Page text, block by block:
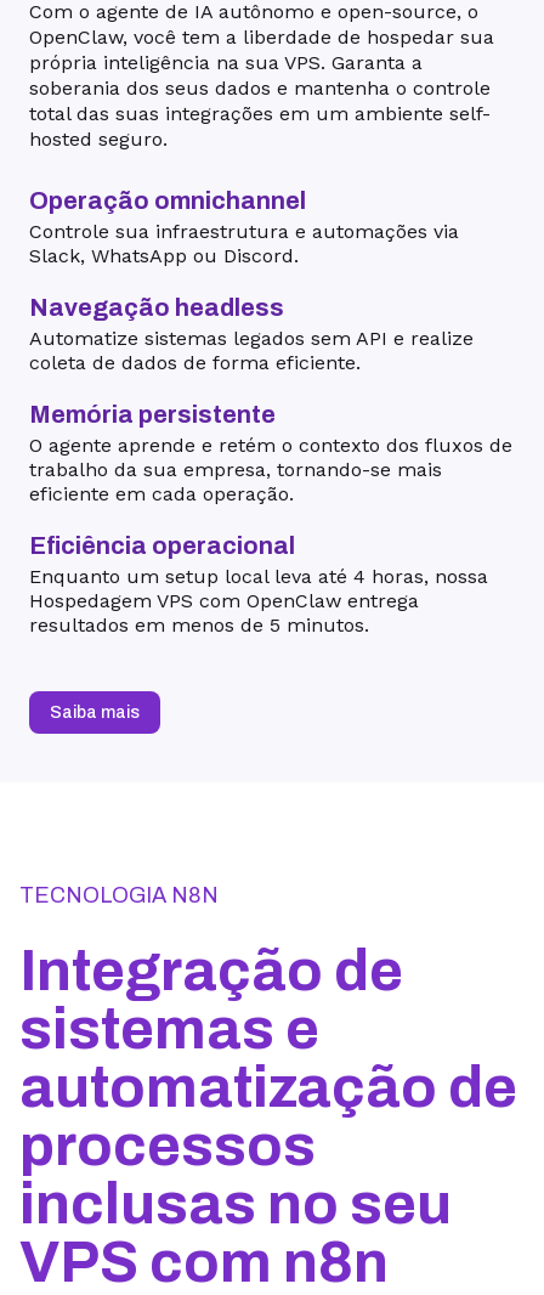
Com o agente de IA autônomo e open-source, o
OpenClaw, você tem a liberdade de hospedar sua
própria inteligência na sua VPS. Garanta a
soberania dos seus dados e mantenha o controle
total das suas integrações em um ambiente self-
hosted seguro.
Operação omnichannel
Controle sua infraestrutura e automações via
Slack, WhatsApp ou Discord.
Navegação headless
Automatize sistemas legados sem API e realize
coleta de dados de forma eficiente.
Memória persistente
O agente aprende e retém o contexto dos fluxos de
trabalho da sua empresa, tornando-se mais
eficiente em cada operação.
Eficiência operacional
Enquanto um setup local leva até 4 horas, nossa
Hospedagem VPS com OpenClaw entrega
resultados em menos de 5 minutos.
Saiba mais
TECNOLOGIA N8N
Integração de
sistemas e
automatização de
processos
inclusas no seu
VPS com n8n